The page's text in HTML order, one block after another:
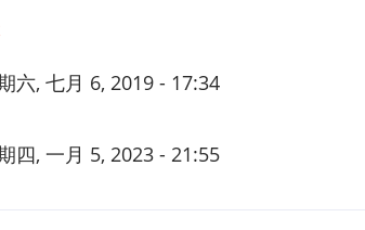
六, 七月 6, 2019 - 17:34
四, 一月 5, 2023 - 21:55